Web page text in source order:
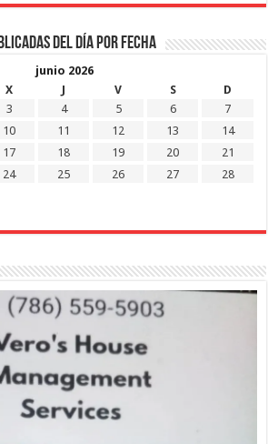
del día por fecha
junio 2026
X J V S
D
3 4 5 6
7
10 11 12 13
14
17 18 19 20
21
24 25 26 27
28